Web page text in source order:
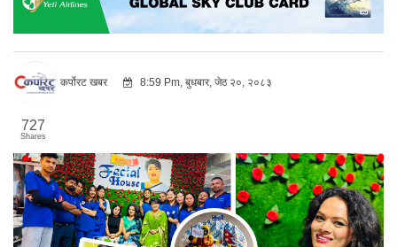
कर्पोरट खबर 8:59 Pm, बुधबार, जेठ २०, २०८३
727
Shares